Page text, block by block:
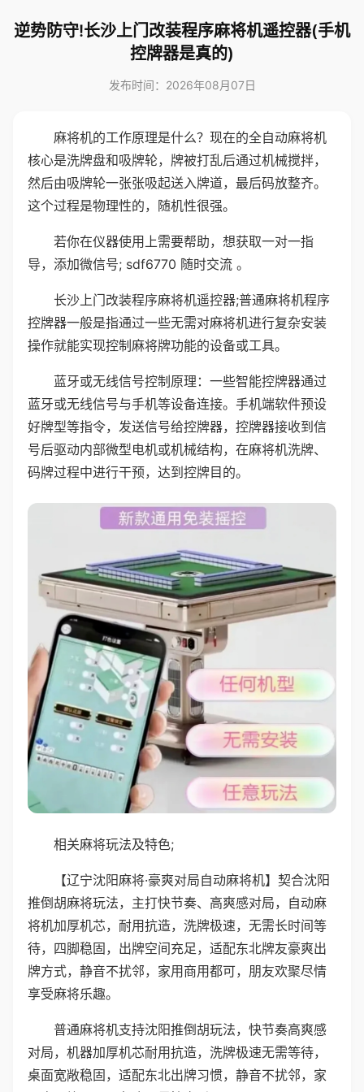
逆势防守!长沙上门改装程序麻将机遥控器(手机
控牌器是真的)
发布时间：2026年08月07日
麻将机的工作原理是什么？现在的全自动麻将机
核心是洗牌盘和吸牌轮，牌被打乱后通过机械搅拌，
然后由吸牌轮一张张吸起送入牌道，最后码放整齐。
这个过程是物理性的，随机性很强。
若你在仪器使用上需要帮助，想获取一对一指
导，添加微信号; sdf6770 随时交流 。
长沙上门改装程序麻将机遥控器;普通麻将机程序
控牌器一般是指通过一些无需对麻将机进行复杂安装
操作就能实现控制麻将牌功能的设备或工具。
蓝牙或无线信号控制原理：一些智能控牌器通过
蓝牙或无线信号与手机等设备连接。手机端软件预设
好牌型等指令，发送信号给控牌器，控牌器接收到信
号后驱动内部微型电机或机械结构，在麻将机洗牌、
码牌过程中进行干预，达到控牌目的。
相关麻将玩法及特色;
【辽宁沈阳麻将·豪爽对局自动麻将机】契合沈阳
推倒胡麻将玩法，主打快节奏、高爽感对局，自动麻
将机加厚机芯，耐用抗造，洗牌极速，无需长时间等
待，四脚稳固，出牌空间充足，适配东北牌友豪爽出
牌方式，静音不扰邻，家用商用都可，朋友欢聚尽情
享受麻将乐趣。
普通麻将机支持沈阳推倒胡玩法，快节奏高爽感
对局，机器加厚机芯耐用抗造，洗牌极速无需等待，
桌面宽敞稳固，适配东北出牌习惯，静音不扰邻，家